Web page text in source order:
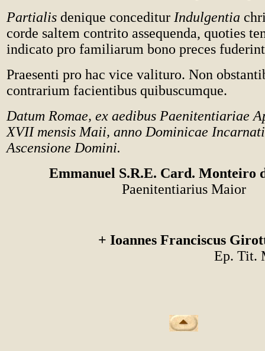
Partialis denique conceditur Indulgentia
corde saltem contrito assequenda, quoties
indicato pro familiarum bono preces
Praesenti pro hac vice valituro. Non
contrarium facientibus quibuscumque.
Datum Romae, ex aedibus Paenitentiariae
XVII mensis Maii, anno Dominicae
Ascensione Domini.
Emmanuel S.R.E. Card. Monteiro
Paenitentiarius Maior
+ Ioannes Franciscus
Ep. Tit.